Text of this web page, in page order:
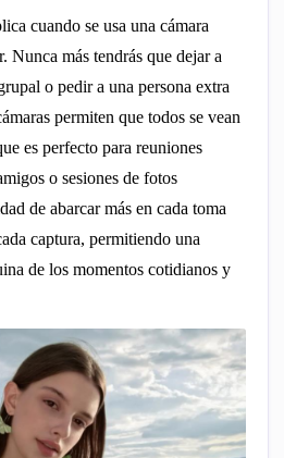
cuando se usa una cámara
Nunca más tendrás que dejar a
o pedir a una persona extra
permiten que todos se vean
es perfecto para reuniones
o sesiones de fotos
de abarcar más en cada toma
captura, permitiendo una
de los momentos cotidianos y